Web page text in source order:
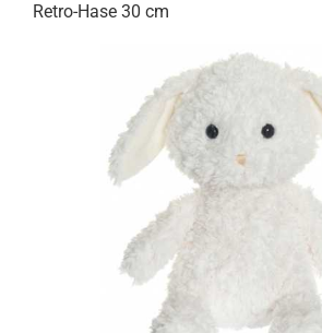
Retro-Hase 30 cm